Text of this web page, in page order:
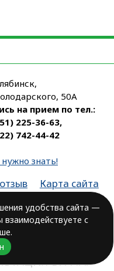
50А
на прием по тел.:
225-36-63,
742-44-42
знать!
Карта сайта
выдана Министерством
области
ВРАЧА!
удобства сайта —
взаимодействуете с